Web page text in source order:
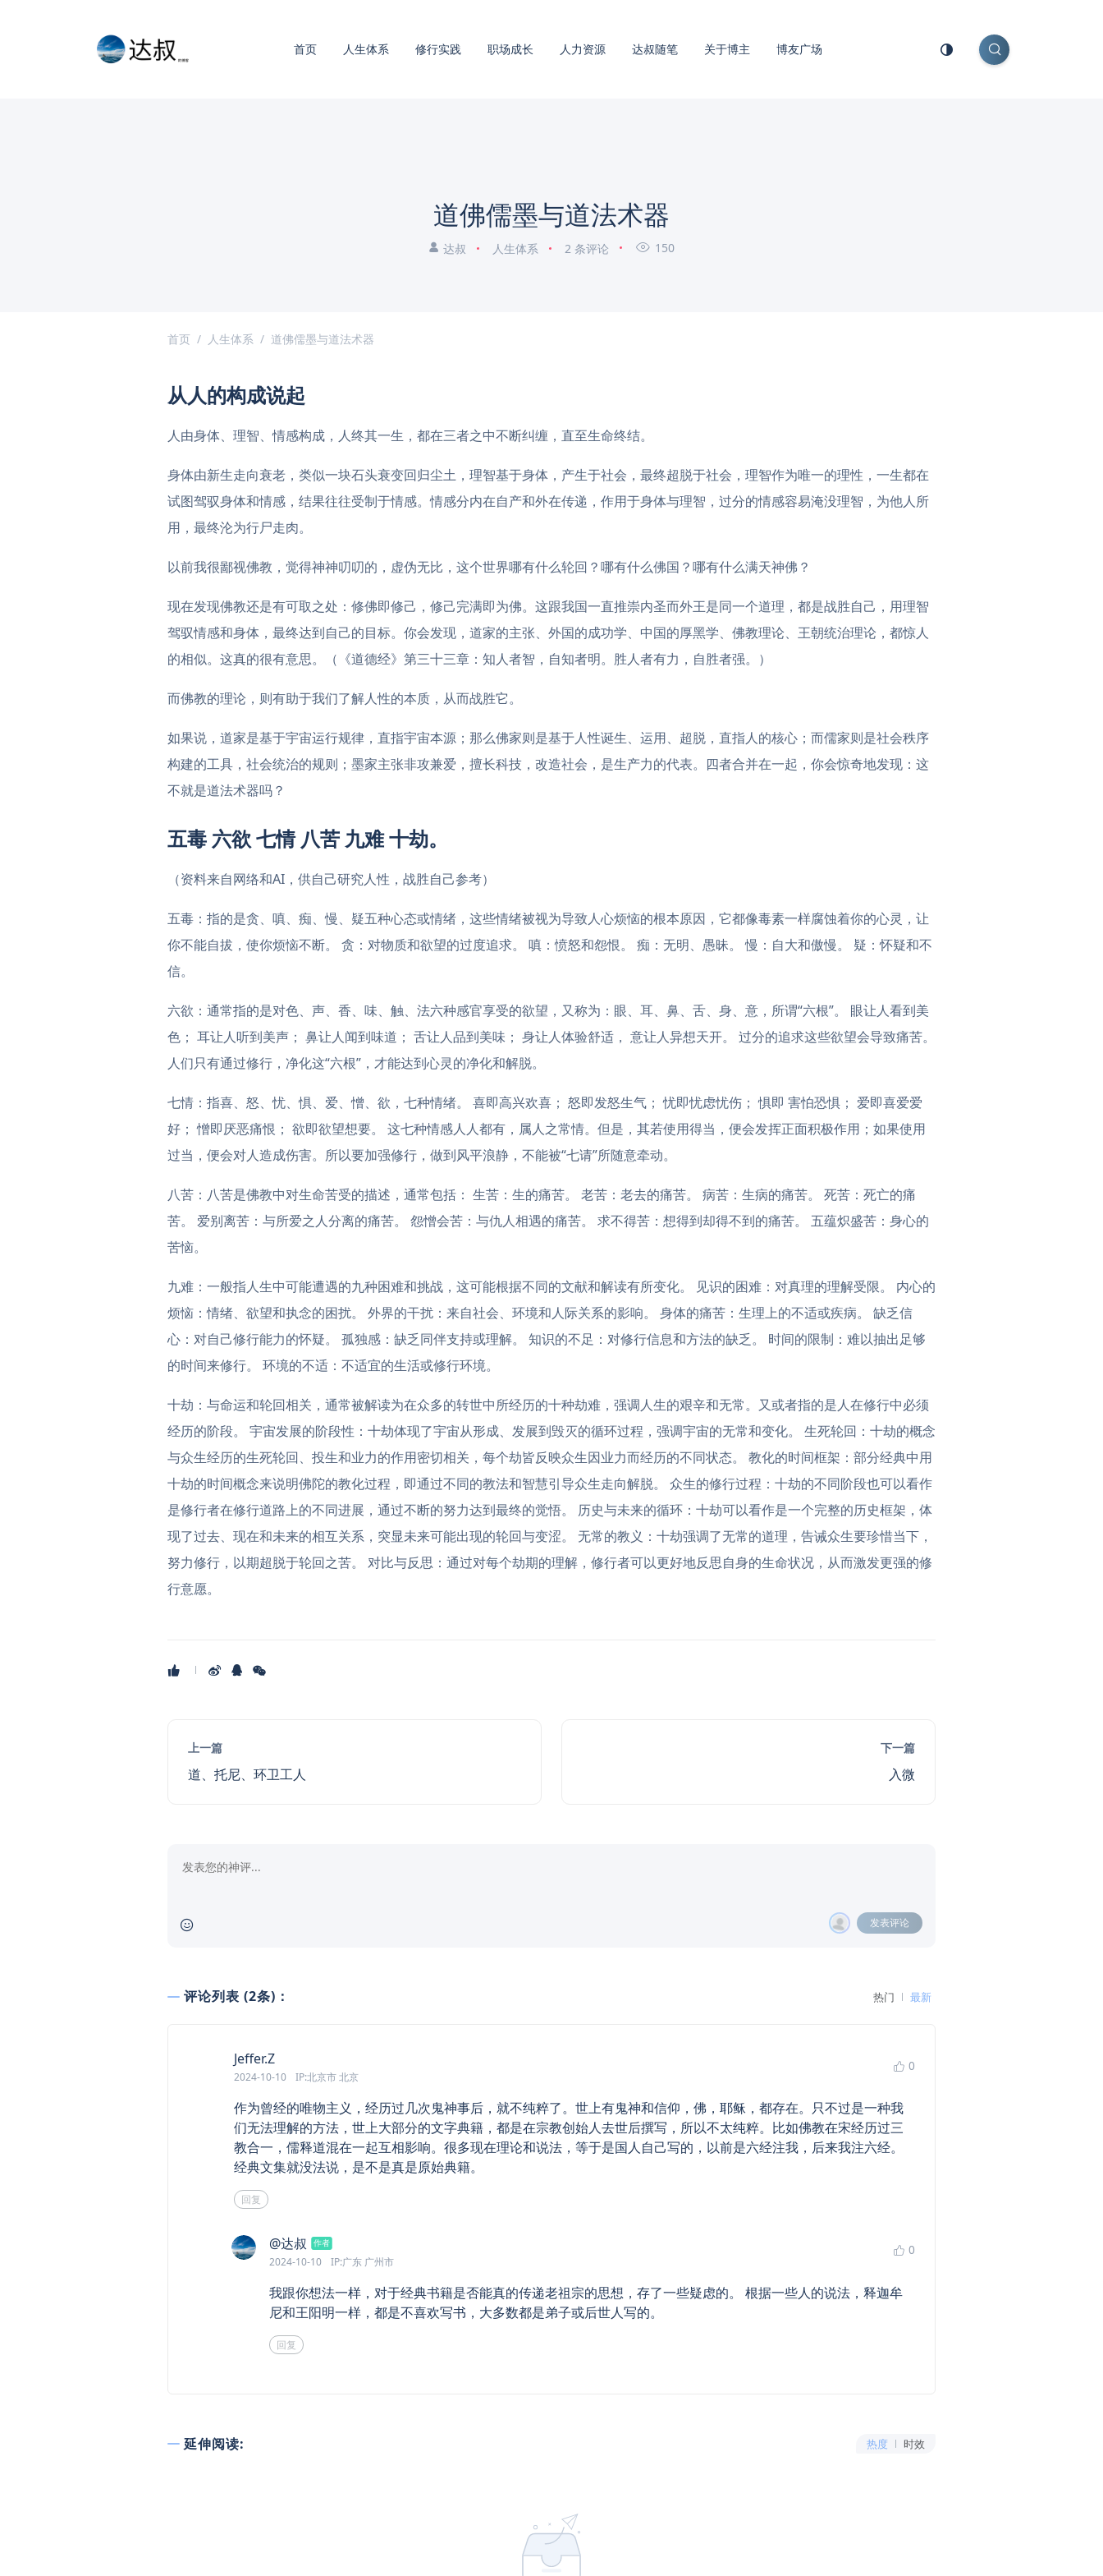
首页 人生体系 修行实践 职场成长 人力资源 达叔随笔 关于博主 博友广场
道佛儒墨与道法术器
达叔 人生体系 2 条评论 150
首页 人生体系 道佛儒墨与道法术器
从人的构成说起
人由身体、理智、情感构成，人终其一生，都在三者之中不断纠缠，直至生命终结。
身体由新生走向衰老，类似一块石头衰变回归尘土，理智基于身体，产生于社会，最终超脱于社会，理智作为唯一的理性，一生都在
试图驾驭身体和情感，结果往往受制于情感。情感分内在自产和外在传递，作用于身体与理智，过分的情感容易淹没理智，为他人所
用，最终沦为行尸走肉。
以前我很鄙视佛教，觉得神神叨叨的，虚伪无比，这个世界哪有什么轮回？哪有什么佛国？哪有什么满天神佛？
现在发现佛教还是有可取之处：修佛即修己，修己完满即为佛。这跟我国一直推崇内圣而外王是同一个道理，都是战胜自己，用理智
驾驭情感和身体，最终达到自己的目标。你会发现，道家的主张、外国的成功学、中国的厚黑学、佛教理论、王朝统治理论，都惊人
的相似。这真的很有意思。（《道德经》第三十三章：知人者智，自知者明。胜人者有力，自胜者强。）
而佛教的理论，则有助于我们了解人性的本质，从而战胜它。
如果说，道家是基于宇宙运行规律，直指宇宙本源；那么佛家则是基于人性诞生、运用、超脱，直指人的核心；而儒家则是社会秩序
构建的工具，社会统治的规则；墨家主张非攻兼爱，擅长科技，改造社会，是生产力的代表。四者合并在一起，你会惊奇地发现：这
不就是道法术器吗？
五毒 六欲 七情 八苦 九难 十劫。
（资料来自网络和AI，供自己研究人性，战胜自己参考）
五毒：指的是贪、嗔、痴、慢、疑五种心态或情绪，这些情绪被视为导致人心烦恼的根本原因，它都像毒素一样腐蚀着你的心灵，让
你不能自拔，使你烦恼不断。 贪：对物质和欲望的过度追求。 嗔：愤怒和怨恨。 痴：无明、愚昧。 慢：自大和傲慢。 疑：怀疑和不
信。
六欲：通常指的是对色、声、香、味、触、法六种感官享受的欲望，又称为：眼、耳、鼻、舌、身、意，所谓“六根”。 眼让人看到美
色； 耳让人听到美声； 鼻让人闻到味道； 舌让人品到美味； 身让人体验舒适， 意让人异想天开。 过分的追求这些欲望会导致痛苦。
人们只有通过修行，净化这“六根”，才能达到心灵的净化和解脱。
七情：指喜、怒、忧、惧、爱、憎、欲，七种情绪。 喜即高兴欢喜； 怒即发怒生气； 忧即忧虑忧伤； 惧即 害怕恐惧； 爱即喜爱爱
好； 憎即厌恶痛恨； 欲即欲望想要。 这七种情感人人都有，属人之常情。但是，其若使用得当，便会发挥正面积极作用；如果使用
过当，便会对人造成伤害。所以要加强修行，做到风平浪静，不能被“七请”所随意牵动。
八苦：八苦是佛教中对生命苦受的描述，通常包括： 生苦：生的痛苦。 老苦：老去的痛苦。 病苦：生病的痛苦。 死苦：死亡的痛
苦。 爱别离苦：与所爱之人分离的痛苦。 怨憎会苦：与仇人相遇的痛苦。 求不得苦：想得到却得不到的痛苦。 五蕴炽盛苦：身心的
苦恼。
九难：一般指人生中可能遭遇的九种困难和挑战，这可能根据不同的文献和解读有所变化。 见识的困难：对真理的理解受限。 内心的
烦恼：情绪、欲望和执念的困扰。 外界的干扰：来自社会、环境和人际关系的影响。 身体的痛苦：生理上的不适或疾病。 缺乏信
心：对自己修行能力的怀疑。 孤独感：缺乏同伴支持或理解。 知识的不足：对修行信息和方法的缺乏。 时间的限制：难以抽出足够
的时间来修行。 环境的不适：不适宜的生活或修行环境。
十劫：与命运和轮回相关，通常被解读为在众多的转世中所经历的十种劫难，强调人生的艰辛和无常。又或者指的是人在修行中必须
经历的阶段。 宇宙发展的阶段性：十劫体现了宇宙从形成、发展到毁灭的循环过程，强调宇宙的无常和变化。 生死轮回：十劫的概念
与众生经历的生死轮回、投生和业力的作用密切相关，每个劫皆反映众生因业力而经历的不同状态。 教化的时间框架：部分经典中用
十劫的时间概念来说明佛陀的教化过程，即通过不同的教法和智慧引导众生走向解脱。 众生的修行过程：十劫的不同阶段也可以看作
是修行者在修行道路上的不同进展，通过不断的努力达到最终的觉悟。 历史与未来的循环：十劫可以看作是一个完整的历史框架，体
现了过去、现在和未来的相互关系，突显未来可能出现的轮回与变涩。 无常的教义：十劫强调了无常的道理，告诫众生要珍惜当下，
努力修行，以期超脱于轮回之苦。 对比与反思：通过对每个劫期的理解，修行者可以更好地反思自身的生命状况，从而激发更强的修
行意愿。
上一篇
道、托尼、环卫工人
下一篇
入微
发表评论
评论列表 (2条)： 热门 最新
0
Jeffer.Zsays:
2024-10-10 IP:北京市 北京
作为曾经的唯物主义，经历过几次鬼神事后，就不纯粹了。世上有鬼神和信仰，佛，耶稣，都存在。只不过是一种我
们无法理解的方法，世上大部分的文字典籍，都是在宗教创始人去世后撰写，所以不太纯粹。比如佛教在宋经历过三
教合一，儒释道混在一起互相影响。很多现在理论和说法，等于是国人自己写的，以前是六经注我，后来我注六经。
经典文集就没法说，是不是真是原始典籍。
回复
0
@达叔says:
作者
2024-10-10 IP:广东 广州市
我跟你想法一样，对于经典书籍是否能真的传递老祖宗的思想，存了一些疑虑的。 根据一些人的说法，释迦牟
尼和王阳明一样，都是不喜欢写书，大多数都是弟子或后世人写的。
回复
延伸阅读: 热度 时效